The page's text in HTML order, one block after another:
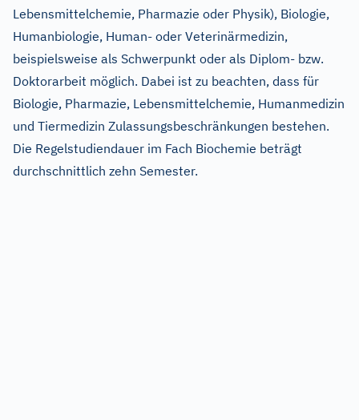
Lebensmittelchemie, Pharmazie oder Physik), Biologie,
Humanbiologie, Human- oder Veterinärmedizin,
beispielsweise als Schwerpunkt oder als Diplom- bzw.
Doktorarbeit möglich. Dabei ist zu beachten, dass für
Biologie, Pharmazie, Lebensmittelchemie, Humanmedizin
und Tiermedizin Zulassungsbeschränkungen bestehen.
Die Regelstudiendauer im Fach Biochemie beträgt
durchschnittlich zehn Semester.